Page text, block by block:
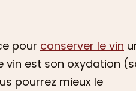
pour conserver le vin
vin est son oxydation
pourrez mieux le